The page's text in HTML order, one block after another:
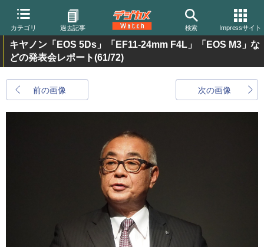
カテゴリ 過去記事 検索 Impressサイト
キヤノン「EOS 5Ds」「EF11-24mm F4L」「EOS M3」な
どの発表会レポート(61/72)
前の画像 次の画像